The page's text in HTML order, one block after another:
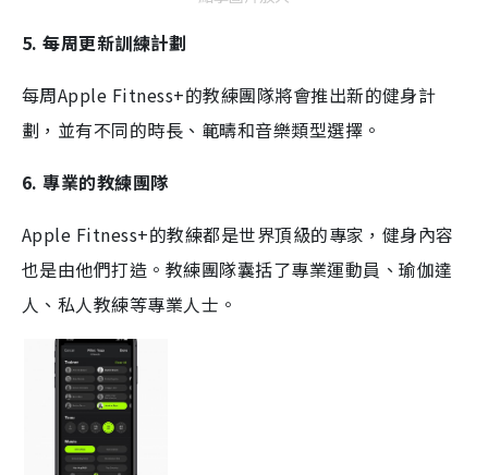
5.每周更新訓練計劃
每周Apple Fitness+的教練團隊將會推出新的健身計
劃，並有不同的時長、 範疇和音樂類型選擇。
6.專業的教練團隊
Apple Fitness+的教練都是世界頂級的專家，健身內容
也是由他們打造。 教練團隊囊括了專業運動員、瑜伽達
人、私人教練等專業人士。